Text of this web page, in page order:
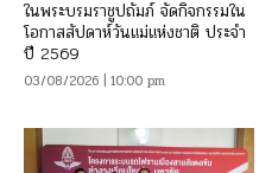
ในพระบรมราชูปถัมภ์ จัดกิจกรรมใน
โอกาสสัปดาห์วันแม่แห่งชาติ ประจำ
ปี 2569
03/08/2026 | 10:00 pm